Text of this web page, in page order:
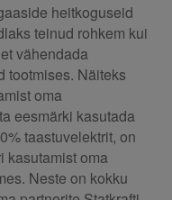
heitkoguseid
teinud rohkem kui
vähendada
tootmises. Näiteks
oma
eesmärki kasutada
taastuvelektrit, on
kasutamist oma
Neste on kokku